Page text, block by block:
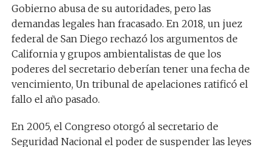
Gobierno abusa de su autoridades, pero las
demandas legales han fracasado. En 2018, un juez
federal de San Diego rechazó los argumentos de
California y grupos ambientalistas de que los
poderes del secretario deberían tener una fecha de
vencimiento, Un tribunal de apelaciones ratificó el
fallo el año pasado.
En 2005, el Congreso otorgó al secretario de
Seguridad Nacional el poder de suspender las leyes